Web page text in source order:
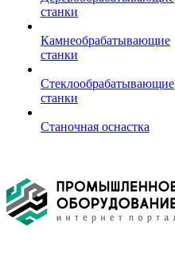
станки
Камнеобрабатывающие
станки
Стеклообрабатывающие
станки
Станочная оснастка